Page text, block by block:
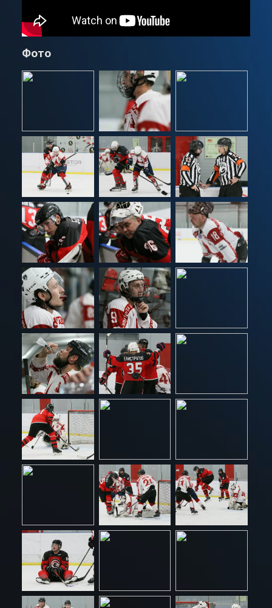
Фото